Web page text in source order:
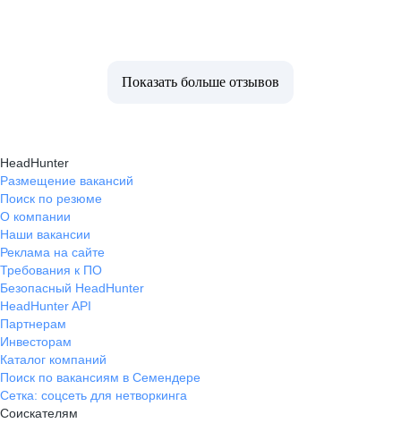
Показать больше отзывов
HeadHunter
Размещение вакансий
Поиск по резюме
О компании
Наши вакансии
Реклама на сайте
Требования к ПО
Безопасный HeadHunter
HeadHunter API
Партнерам
Инвесторам
Каталог компаний
Поиск по вакансиям в Семендере
Сетка: соцсеть для нетворкинга
Соискателям